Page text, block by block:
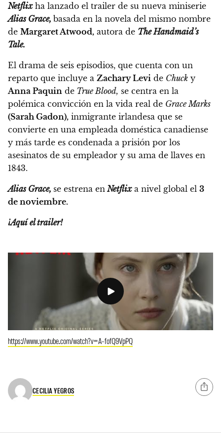
Netflixha lanzado el trailer de su nueva miniserie
Alias Grace, basada en la novela del mismo nombre
de Margaret Atwood, autora de The Handmaid’s
Tale.
El drama de seis episodios, que cuenta con un
reparto que incluye a Zachary Levi de Chuck y
Anna Paquin de True Blood, se centra en la
polémica convicción en la vida real de Grace Marks
(Sarah Gadon), inmigrante irlandesa que se
convierte en una empleada doméstica canadiense
y más tarde es condenada a prisión por los
asesinatos de su empleador y su ama de llaves en
1843.
Alias Grace, se estrena en Netflixa nivel global el 3
de noviembre.
¡Aquí el trailer!
https://www.youtube.com/watch?v=A-fofQ9VpPQ
CECILIA YEGROS